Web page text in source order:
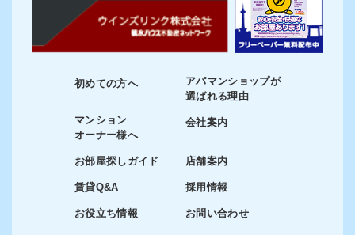
初めての方へ
マンション
オーナー様へ
お部屋探しガイド
賃貸Q&A
お役立ち情報
アパマンショップが
選ばれる理由
会社案内
店舗案内
採用情報
お問い合わせ